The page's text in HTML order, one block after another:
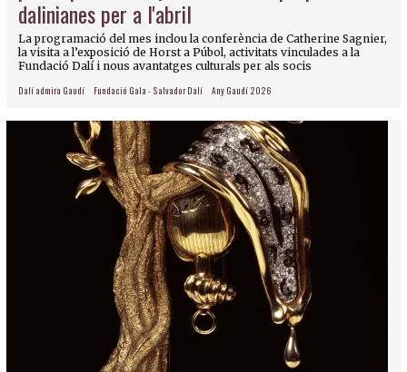
dalinianes per a l'abril
La programació del mes inclou la conferència de Catherine Sagnier,
la visita a l’exposició de Horst a Púbol, activitats vinculades a la
Fundació Dalí i nous avantatges culturals per als socis
Dalí admira Gaudí Fundació Gala - Salvador Dalí Any Gaudí 2026